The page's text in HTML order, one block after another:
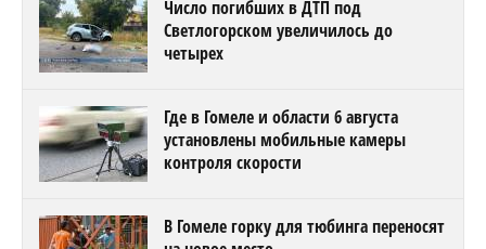
Число погибших в ДТП под
Светлогорском увеличилось до
четырех
Где в Гомеле и области 6 августа
установлены мобильные камеры
контроля скорости
В Гомеле горку для тюбинга переносят